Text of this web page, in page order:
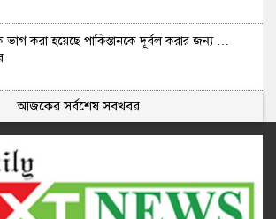
ভাগ করা হয়েছে পাকিস্তানকে দূর্বল করার জন্য …
আজকের সর্বশেষ সবখবর